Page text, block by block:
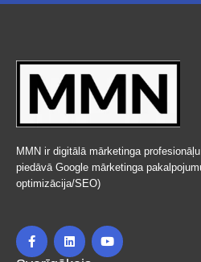
MMN ir digitālā mārketinga
piedāvā Google mārketinga
optimizācija/SEO)